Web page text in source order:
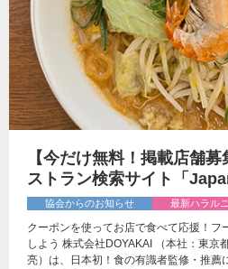
【今だけ無料！掲載店舗
ストラン検索サイト「
協会からのお知らせ 最新ハラル
クーポンを使ってお店で食べて応援！フ
しよう 株式会社DOYAKAI （本社：東京
亮）は、日本初！食の有識者監修・推薦